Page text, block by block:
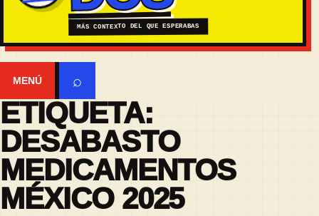
MÁS CONTEXTO DEL QUE ESPERABAS
MENÚ ⌕
ETIQUETA:
DESABASTO
MEDICAMENTOS
MÉXICO 2025